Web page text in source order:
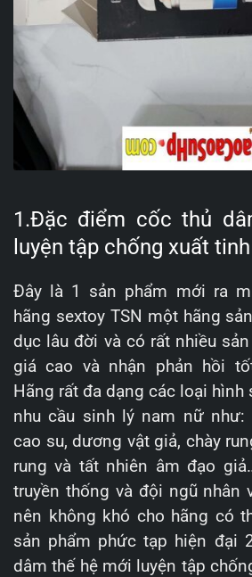
1.Đặc điểm cốc thủ
luyện tập chống xuất
Đây là 1 sản phẩm mới ra
hãng sextoy TSN một hãng
dục lâu đời và có rất nhiều
giá cao và nhận phản hồi
Hãng rất đa dạng các loại hình
nhu cầu sinh lý nam nữ như:
cao su, dương vật giả, chày
rung và tất nhiên âm đạo
truyền thống và đội ngũ nhân
nên không khó cho hãng có
sản phẩm phức tạp hiện đại
dâm thế hệ mới luyện tập